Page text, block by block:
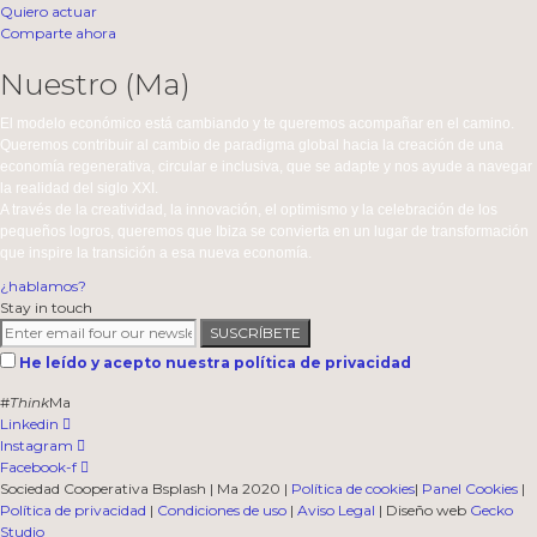
Quiero actuar
Comparte ahora
Nuestro (Ma)
El modelo económico está cambiando y te queremos acompañar en el camino.
Queremos contribuir al cambio de paradigma global hacia la creación de una
economía regenerativa, circular e inclusiva, que se adapte y nos ayude a navegar
la realidad del siglo XXI.
A través de la creatividad, la innovación, el optimismo y la celebración de los
pequeños logros, queremos que Ibiza se convierta en un lugar de transformación
que inspire la transición a esa nueva economía.
¿hablamos?
Stay in touch
SUSCRÍBETE
He leído y acepto nuestra política de privacidad
#ThinkMa
Linkedin
Instagram
Facebook-f
Sociedad Cooperativa Bsplash | Ma 2020 | Política de cookies| Panel Cookies |
Política de privacidad | Condiciones de uso | Aviso Legal | Diseño web Gecko
Studio